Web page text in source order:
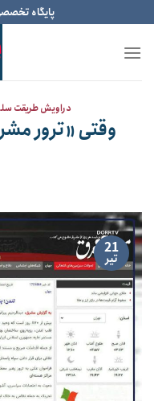
to
content
پایگاه
دراویش طریقت
وقتی «ترور
21
تیر